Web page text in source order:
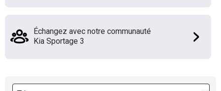
Échangez avec notre communauté
Kia Sportage 3